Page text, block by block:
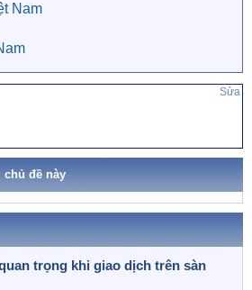
Nam
Sửa
chủ đề này
trọng khi giao dịch trên sàn